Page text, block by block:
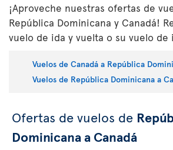
¡Aproveche nuestras ofertas de
República Dominicana y Canadá!
vuelo de ida y vuelta o su vuelo de
Vuelos de Canadá a República
Vuelos de República Dominicana a
Ofertas de vuelos de
Dominicana a Canadá